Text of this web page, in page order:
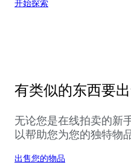
开始探索
有类似的东西要
无论您是在线拍卖的新
以帮助您为您的独特物
出售您的物品